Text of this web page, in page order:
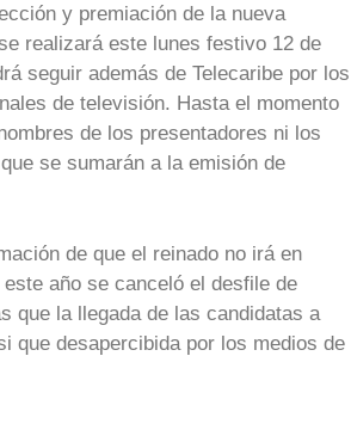
y premiación de la nueva
realizará este lunes festivo 12 de
seguir además de Telecaribe por los
de televisión. Hasta el momento
de los presentadores ni los
se sumarán a la emisión de
de que el reinado no irá en
año se canceló el desfile de
que la llegada de las candidatas a
que desapercibida por los medios de